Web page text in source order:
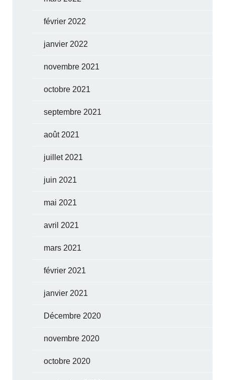
février 2022
janvier 2022
novembre 2021
octobre 2021
septembre 2021
août 2021
juillet 2021
juin 2021
mai 2021
avril 2021
mars 2021
février 2021
janvier 2021
Décembre 2020
novembre 2020
octobre 2020